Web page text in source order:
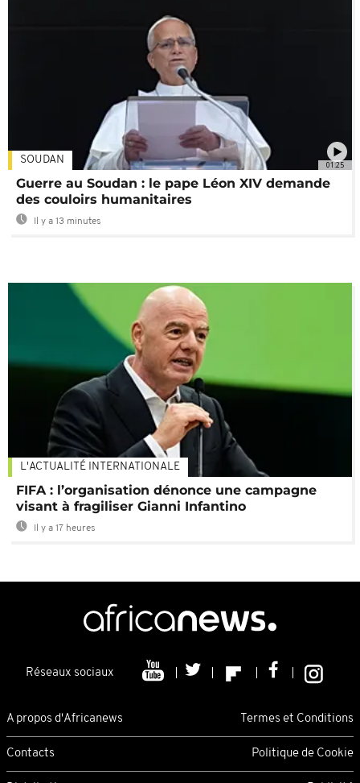
01:25
SOUDAN
Guerre au Soudan : le pape Léon XIV demande
des couloirs humanitaires
Il y a 13 minutes
L'ACTUALITÉ INTERNATIONALE
FIFA : l’organisation dénonce une campagne
visant à fragiliser Gianni Infantino
Il y a 17 heures
Réseaux sociaux
A propos d'Africanews Termes et Conditions
Contacts Politique de Cookie